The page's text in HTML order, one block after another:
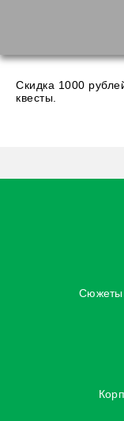
Cкидка 1000
квесты.
Сюжеты